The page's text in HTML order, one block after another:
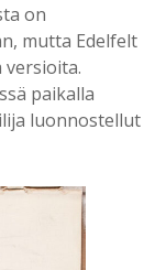
on
mutta Edelfelt
paikalla
luonnostellut